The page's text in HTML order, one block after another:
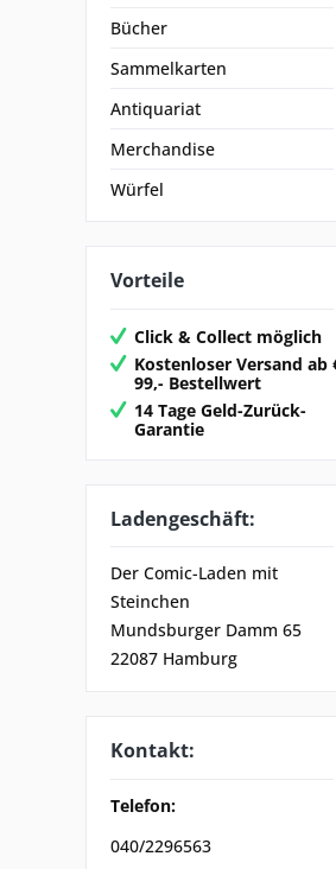
Bücher
Sammelkarten
Antiquariat
Merchandise
Würfel
Vorteile
Click & Collect möglich
Kostenloser Versand ab
99,- Bestellwert
14 Tage Geld-Zurück-
Garantie
Ladengeschäft:
Der Comic-Laden mit
Steinchen
Mundsburger Damm 65
22087 Hamburg
Kontakt:
Telefon:
040/2296563